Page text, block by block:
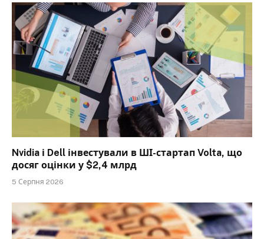
Nvidia і Dell інвестували в ШІ-стартап Volta, що
досяг оцінки у $2,4 млрд
5 Серпня 2026